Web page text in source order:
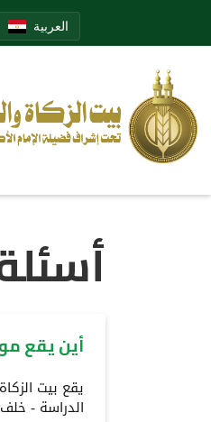
العربية
أين يقع
يقع بيت
الدراسة -